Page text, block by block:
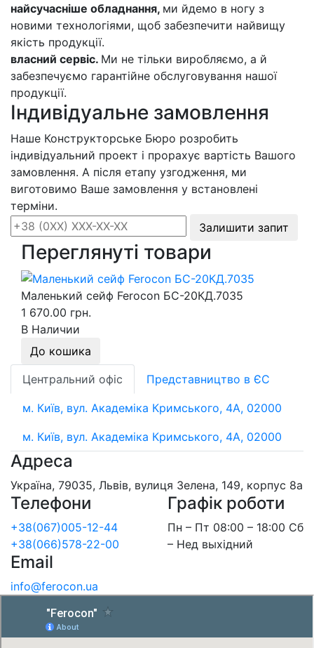
найсучасніше обладнання, ми йдемо в ногу з
новими технологіями, щоб забезпечити найвищу
якість продукції.
власний сервіс. Ми не тільки виробляємо, а й
забезпечуємо гарантійне обслуговування нашої
продукції.
Індивідуальне замовлення
Наше Конструкторське Бюро розробить
індивідуальний проект і прорахує вартість Вашого
замовлення. А після етапу узгодження, ми
виготовимо Ваше замовлення у встановлені
терміни.
Залишити запит
Переглянуті товари
Маленький сейф Ferocon БС-20КД.7035
1 670.00 грн.
В Наличии
До кошика
Центральний офіс
Представництво в ЄС
м. Київ, вул. Академіка Кримського, 4А, 02000
м. Київ, вул. Академіка Кримського, 4А, 02000
Адреса
Україна, 79035, Львів, вулиця Зелена, 149, корпус 8а
Телефони
+38(067)005-12-44
+38(066)578-22-00
Графік роботи
Пн – Пт 08:00 – 18:00 Сб
– Нед выхідний
Email
info@ferocon.ua